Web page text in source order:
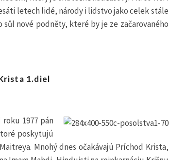
letech lidé, národy i lidstvo jako celek stále
nové podněty, které by je ze začarovaného
1.diel
1977 pán
poskytujú
Mnohý dnes očakávajú Príchod Krista,